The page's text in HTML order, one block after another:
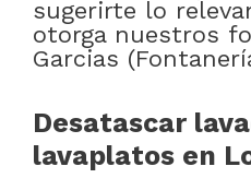
sugerirte lo
otorga nuestros
Garcias
Desatascar
lavaplatos en